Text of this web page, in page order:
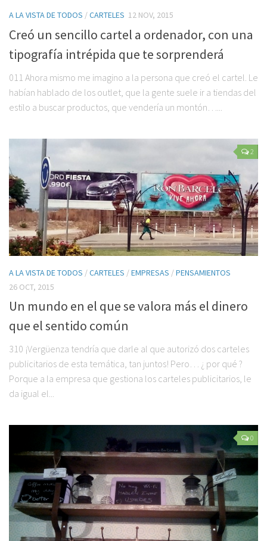
A LA VISTA DE TODOS /CARTELES 12 NOV, 2015
Creó un sencillo cartel a ordenador, con una
tipografía intrépida que te sorprenderá
011 Ahora mismo me imagino a la persona que creó el cartel. Le
habían hablado de los outlet, que la gente suele ir a tiendas del
estilo a buscar productos, que vendería un montón…...
2
A LA VISTA DE TODOS /CARTELES /EMPRESAS /PENSAMIENTOS
26 OCT, 2015
Un mundo en el que se valora más el dinero
que el sentido común
310 ¡Vergüenza tendría que darle al que autorizó dos carteles
publicitarios de esta temática, tan juntos! Pero… ¿ por qué ?
Porque a la empresa que gestiona los carteles publicitarios, le
da igual el...
0